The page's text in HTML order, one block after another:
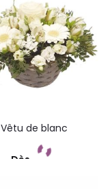
Vêtu de blanc
Dès